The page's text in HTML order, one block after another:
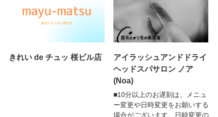
きれい de チュッ 桜ビル店
アイラッシュアンドドライ
ヘッドスパサロン ノア
(Noa)
■10分以上のお遅刻は、メニュ
ー変更や日時変更をお願いする
場合がございます。日時変更の